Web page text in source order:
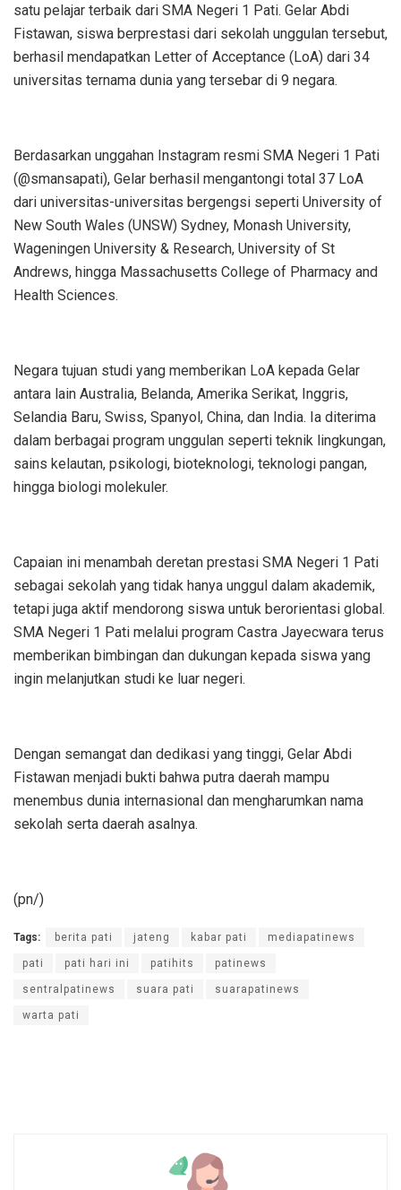
satu pelajar terbaik dari SMA Negeri 1 Pati. Gelar Abdi
Fistawan, siswa berprestasi dari sekolah unggulan tersebut,
berhasil mendapatkan Letter of Acceptance (LoA) dari 34
universitas ternama dunia yang tersebar di 9 negara.
Berdasarkan unggahan Instagram resmi SMA Negeri 1 Pati
(@smansapati), Gelar berhasil mengantongi total 37 LoA
dari universitas-universitas bergengsi seperti University of
New South Wales (UNSW) Sydney, Monash University,
Wageningen University & Research, University of St
Andrews, hingga Massachusetts College of Pharmacy and
Health Sciences.
Negara tujuan studi yang memberikan LoA kepada Gelar
antara lain Australia, Belanda, Amerika Serikat, Inggris,
Selandia Baru, Swiss, Spanyol, China, dan India. Ia diterima
dalam berbagai program unggulan seperti teknik lingkungan,
sains kelautan, psikologi, bioteknologi, teknologi pangan,
hingga biologi molekuler.
Capaian ini menambah deretan prestasi SMA Negeri 1 Pati
sebagai sekolah yang tidak hanya unggul dalam akademik,
tetapi juga aktif mendorong siswa untuk berorientasi global.
SMA Negeri 1 Pati melalui program Castra Jayecwara terus
memberikan bimbingan dan dukungan kepada siswa yang
ingin melanjutkan studi ke luar negeri.
Dengan semangat dan dedikasi yang tinggi, Gelar Abdi
Fistawan menjadi bukti bahwa putra daerah mampu
menembus dunia internasional dan mengharumkan nama
sekolah serta daerah asalnya.
(pn/)
Tags: berita pati jateng kabar pati mediapatinews
pati pati hari ini patihits patinews
sentralpatinews suara pati suarapatinews
warta pati